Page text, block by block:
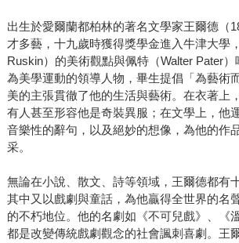
出生於愛爾蘭都柏林的著名文學家王爾德（
才多藝，十九歲時獲得獎學金進入牛津大學
Ruskin）的美術觀點與佩特（Walter Pater
為美學運動的領導人物，畢生提倡「為藝術
美的主張貫徹了他的生活與藝術。在衣著上
有人甚至形容他是奇裝異服；在文學上，他
音樂性的辭句，以及絕妙的想像，為他的作
采。
無論在小說、散文、詩等領域，王爾德都有
其中又以戲劇與童話，為他贏得全世界的名
的不朽地位。他的名劇如《不可兒戲》、《
都是改變傳統戲劇觀念的社會諷刺喜劇。王